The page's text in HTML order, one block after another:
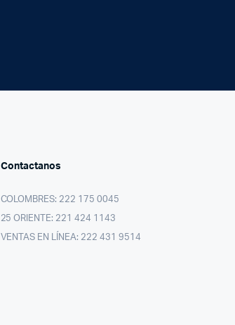
Contactanos
COLOMBRES: 222 175 0045
25 ORIENTE: 221 424 1143
VENTAS EN LÍNEA: 222 431 9514